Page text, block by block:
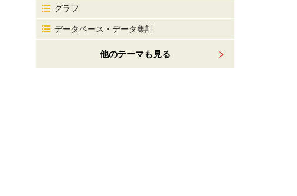
グラフ
データベース・データ集計
他のテーマも見る